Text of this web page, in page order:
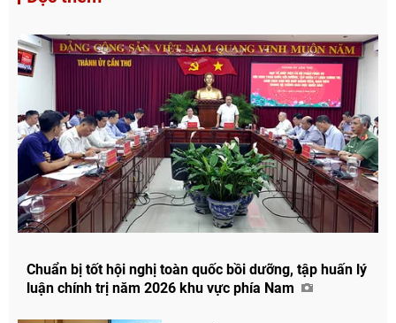
Chuẩn bị tốt hội nghị toàn quốc bồi dưỡng, tập huấn lý
luận chính trị năm 2026 khu vực phía Nam